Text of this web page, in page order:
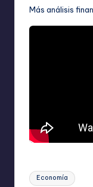
Más análisis
Etiquetas:
Economía